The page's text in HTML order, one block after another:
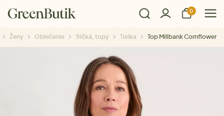
0
Ženy Oblečenie Tričká, topy Tielka Top Millbank Cornflower